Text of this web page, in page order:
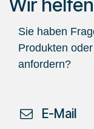
Wir
Sie haben
Produkten
anfordern?
​ E-Mail